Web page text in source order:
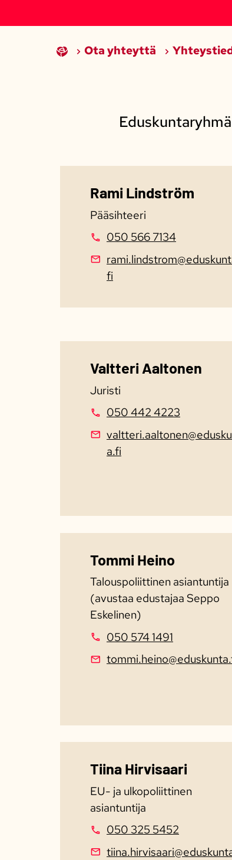
Ota yhteyttä
Rami Lindström​
Pääsihteeri
050 566 7134
fi
Valtteri Aaltonen
Juristi
050 442 4223​
a.fi
Tommi Heino
Talouspoliittinen asiantuntija
(avustaa edustajaa Seppo
Eskelinen)
050 574 1491
Tiina Hirvisaari
​​EU- ja ulkopoliittinen
asiantuntija
050 325 5452